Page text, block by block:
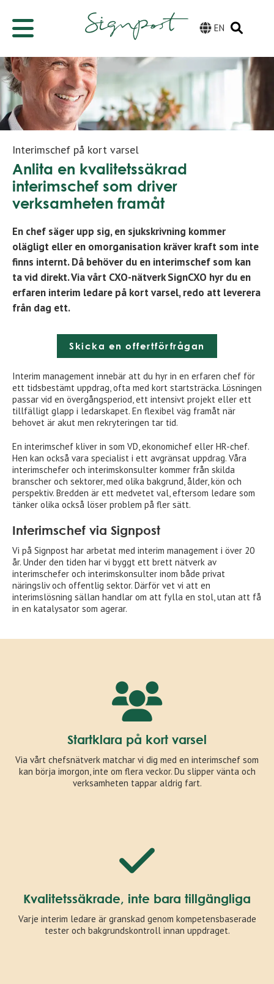
EN
Interimschef på kort varsel
Anlita en kvalitetssäkrad
interimschef som driver
verksamheten framåt
En chef säger upp sig, en sjukskrivning kommer
olägligt eller en omorganisation kräver kraft som inte
finns internt. Då behöver du en interimschef som kan
ta vid direkt. Via vårt CXO-nätverk SignCXO hyr du en
erfaren interim ledare på kort varsel, redo att leverera
från dag ett.
Skicka en offertförfrågan
Interim management innebär att du hyr in en erfaren chef för
ett tidsbestämt uppdrag, ofta med kort startsträcka. Lösningen
passar vid en övergångsperiod, ett intensivt projekt eller ett
tillfälligt glapp i ledarskapet. En flexibel väg framåt när
behovet är akut men rekryteringen tar tid.
En interimschef kliver in som VD, ekonomichef eller HR-chef.
Hen kan också vara specialist i ett avgränsat uppdrag. Våra
interimschefer och interimskonsulter kommer från skilda
branscher och sektorer, med olika bakgrund, ålder, kön och
perspektiv. Bredden är ett medvetet val, eftersom ledare som
tänker olika också löser problem på fler sätt.
Interimschef via Signpost
Vi på Signpost har arbetat med interim management i över 20
år. Under den tiden har vi byggt ett brett nätverk av
interimschefer och interimskonsulter inom både privat
näringsliv och offentlig sektor. Därför vet vi att en
interimslösning sällan handlar om att fylla en stol, utan att få
in en katalysator som agerar.
Startklara på kort varsel
Via vårt chefsnätverk matchar vi dig med en interimschef som
kan börja imorgon, inte om flera veckor. Du slipper vänta och
verksamheten tappar aldrig fart.
Kvalitetssäkrade, inte bara tillgängliga
Varje interim ledare är granskad genom kompetensbaserade
tester och bakgrundskontroll innan uppdraget.